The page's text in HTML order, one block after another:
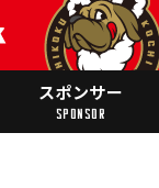
スポンサー
SPONSOR